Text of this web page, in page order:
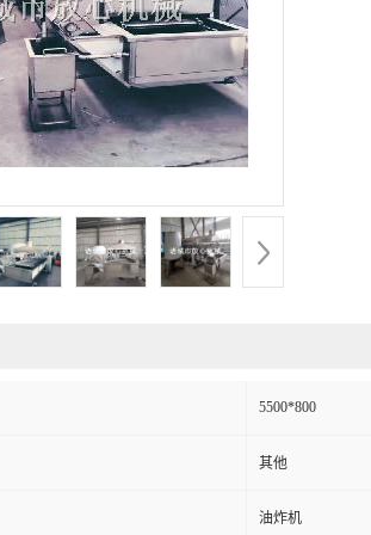
5500*800
其他
油炸机